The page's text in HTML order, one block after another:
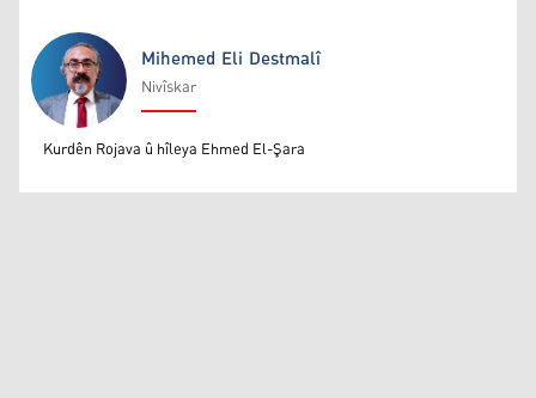
Mihemed Eli Destmalî
Mihemed Eli Destmalî
Nivîskar
Kurdên Rojava û hîleya Ehmed El-Şara